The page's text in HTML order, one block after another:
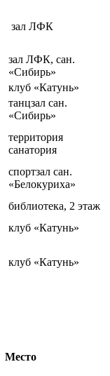
зал ЛФК
зал ЛФК, сан.
«Сибирь»
клуб «Катунь»
танцзал сан.
«Сибирь»
территория
санатория
спортзал сан.
«Белокуриха»
библиотека, 2 этаж
клуб «Катунь»
клуб «Катунь»
Место